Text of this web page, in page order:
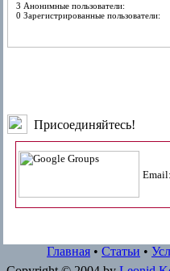
3 Анонимные пользователи:
0 Зарегистрированные пользователи:
Присоединяйтесь!
Email:
Главная • Статьи •